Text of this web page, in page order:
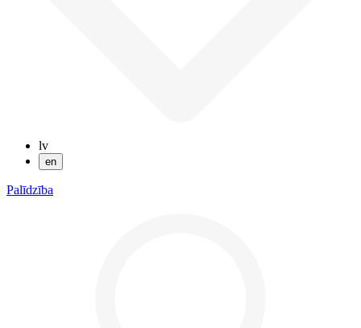
lv
en
Palīdzība